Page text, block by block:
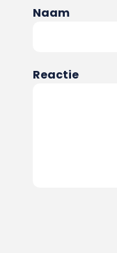
Naam
Reactie